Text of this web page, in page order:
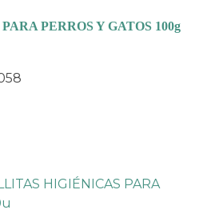
PERROS Y GATOS 100g